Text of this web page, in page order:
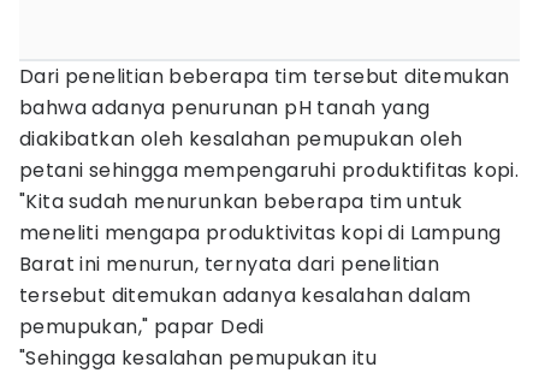
Dari penelitian beberapa tim tersebut ditemukan
bahwa adanya penurunan pH tanah yang
diakibatkan oleh kesalahan pemupukan oleh
petani sehingga mempengaruhi produktifitas kopi.
"Kita sudah menurunkan beberapa tim untuk
meneliti mengapa produktivitas kopi di Lampung
Barat ini menurun, ternyata dari penelitian
tersebut ditemukan adanya kesalahan dalam
pemupukan," papar Dedi
"Sehingga kesalahan pemupukan itu